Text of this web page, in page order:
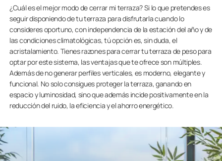
¿Cuál es el mejor modo de cerrar mi terraza? Si lo que pretendes es
seguir disponiendo de tu terraza para disfrutarla cuando lo
consideres oportuno, con independencia de la estación del año y de
las condiciones climatológicas, tú opción es, sin duda, el
acristalamiento. Tienes razones para cerrar tu terraza de peso para
optar por este sistema, las ventajas que te ofrece son múltiples.
Además de no generar perfiles verticales, es moderno, elegante y
funcional. No solo consigues proteger la terraza, ganando en
espacio y luminosidad, sino que además incide positivamente en la
reducción del ruido, la eficiencia y el ahorro energético.